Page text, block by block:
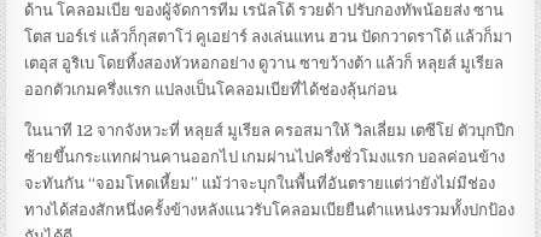
ด้าน โคลอมเบีย ของผู้จัดการทีม เรนัลโด้ รวยด้า ปรับกองทัพน้อยส่ง ซาน
โตส บอร์เร่ แล้วก็กุสตาโว่ คูเอย่าร์ ลงเล่นแทน ฮวน ปัดกวาดราโด้ แล้วก็มา
เตอุส อูริเบ โดยทิ้งสองหัวหอกอย่าง ดูวาน ซาขว้างต้า แล้วก็ หลุยส์ มูเรียล
ออกตัวเกมครึ่งแรก แปลงเป็นโคลอมเบียที่ได้ช่องลุ้นก่อน
ในนาที 12 จากจังหวะที่ หลุยส์ มูเรียล ครอสมาให้ วิลเลี่ยม เตซีโย่ ตัวบุกปีก
ซ้ายขึ้นกระแทกผ่านคานออกไป เกมผ่านไปครึ่งชั่วโมงแรก บอลค่อนข้าง
จะทันกัน “จอมโหดเหี้ยม” แม้ว่าจะบุกในพื้นที่อันตรายแต่ว่ายังไม่มีช่อง
ทางได้ส่องสักหนึ่งครั้งข้างหลังแนวรับโคลอมเบียยืนตำแหน่งรวมทั้งปกป้อง